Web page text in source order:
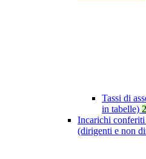
Tassi di
in tabelle) 2
Incarichi
(dirigenti e non